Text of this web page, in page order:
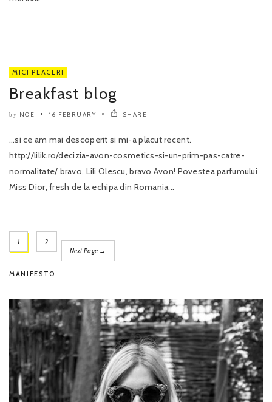
MICI PLACERI
Breakfast blog
by NOE 16 FEBRUARY SHARE
…si ce am mai descoperit si mi-a placut recent.
http://lilik.ro/decizia-avon-cosmetics-si-un-prim-pas-catre-
normalitate/ bravo, Lili Olescu, bravo Avon! Povestea parfumului
Miss Dior, fresh de la echipa din Romania...
1
2
Next Page →
MANIFESTO